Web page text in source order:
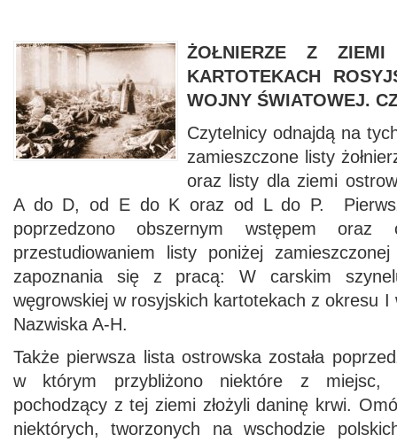
ŻOŁNIERZE Z ZIEMI
KARTOTEKACH
WOJNY ŚWIATOWEJ.
Czytelnicy odnajdą na
zamieszczone listy
oraz listy dla ziemi
A do D, od E do K oraz od L do P.
poprzedzono obszernym wstępem oraz
przestudiowaniem listy poniżej
zapoznania się z pracą: W carskim
węgrowskiej w rosyjskich kartotekach z okresu
Nazwiska A-H.
Także pierwsza lista ostrowska została
w którym przybliżono niektóre z miejsc,
pochodzący z tej ziemi złożyli daninę krwi.
niektórych, tworzonych na wschodzie